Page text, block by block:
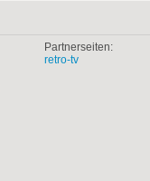
Partnerseiten:
retro-tv